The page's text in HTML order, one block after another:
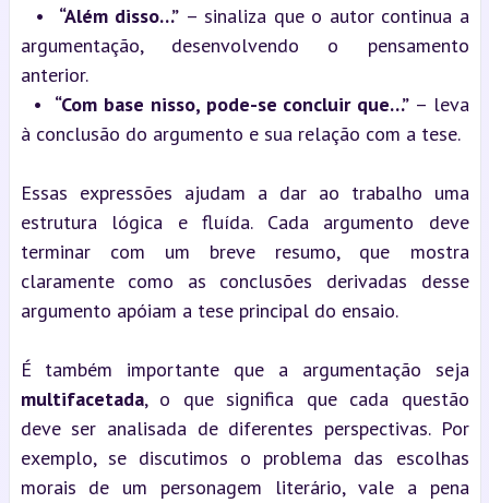
• “Além disso…” – sinaliza que o autor continua a
argumentação, desenvolvendo o pensamento
anterior.
• “Com base nisso, pode-se concluir que…” – leva
à conclusão do argumento e sua relação com a tese.
Essas expressões ajudam a dar ao trabalho uma
estrutura lógica e fluída. Cada argumento deve
terminar com um breve resumo, que mostra
claramente como as conclusões derivadas desse
argumento apóiam a tese principal do ensaio.
É também importante que a argumentação seja
multifacetada, o que significa que cada questão
deve ser analisada de diferentes perspectivas. Por
exemplo, se discutimos o problema das escolhas
morais de um personagem literário, vale a pena